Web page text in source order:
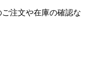
注文や在庫の確認な